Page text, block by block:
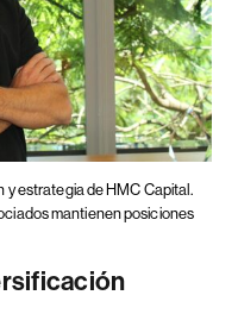
y estrategia de HMC Capital.
mantienen posiciones